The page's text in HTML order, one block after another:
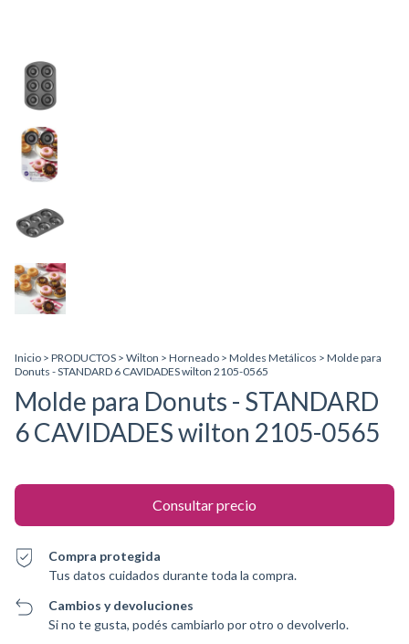
Inicio > PRODUCTOS > Wilton > Horneado > Moldes Metálicos > Molde para
Donuts - STANDARD 6 CAVIDADES wilton 2105-0565
Molde para Donuts - STANDARD
6 CAVIDADES wilton 2105-0565
Compra protegida
Tus datos cuidados durante toda la compra.
Cambios y devoluciones
Si no te gusta, podés cambiarlo por otro o devolverlo.